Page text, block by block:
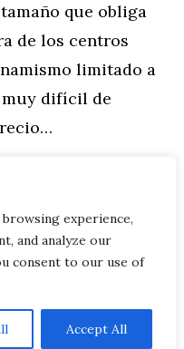
experience,
and analyze our
consent to our use of
Accept All
que obliga
de los centros
limitado a
muy difícil de
COOKIES